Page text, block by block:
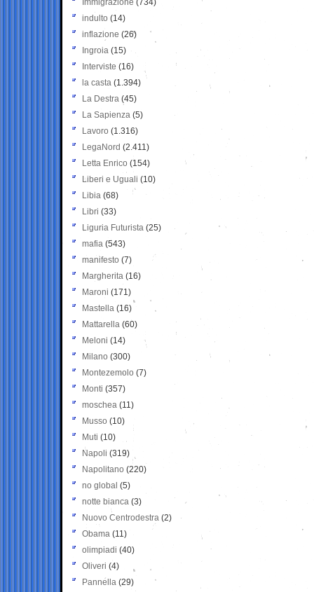
Immigrazione (734)
indulto (14)
inflazione (26)
Ingroia (15)
Interviste (16)
la casta (1.394)
La Destra (45)
La Sapienza (5)
Lavoro (1.316)
LegaNord (2.411)
Letta Enrico (154)
Liberi e Uguali (10)
Libia (68)
Libri (33)
Liguria Futurista (25)
mafia (543)
manifesto (7)
Margherita (16)
Maroni (171)
Mastella (16)
Mattarella (60)
Meloni (14)
Milano (300)
Montezemolo (7)
Monti (357)
moschea (11)
Musso (10)
Muti (10)
Napoli (319)
Napolitano (220)
no global (5)
notte bianca (3)
Nuovo Centrodestra (2)
Obama (11)
olimpiadi (40)
Oliveri (4)
Pannella (29)